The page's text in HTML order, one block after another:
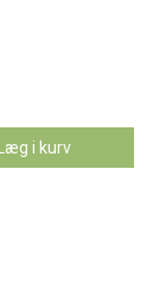
Læg i kurv